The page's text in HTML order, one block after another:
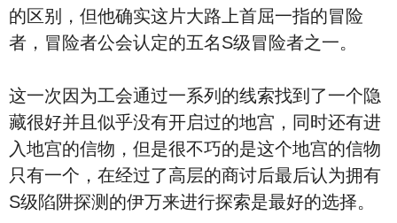
的区别，但他确实这片大路上首屈一指的冒险
者，冒险者公会认定的五名S级冒险者之一。
这一次因为工会通过一系列的线索找到了一个隐
藏很好并且似乎没有开启过的地宫，同时还有进
入地宫的信物，但是很不巧的是这个地宫的信物
只有一个，在经过了高层的商讨后最后认为拥有
S级陷阱探测的伊万来进行探索是最好的选择。